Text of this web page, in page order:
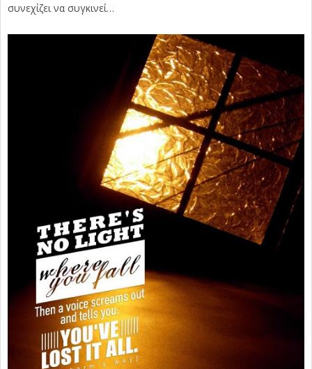
συνεχίζει να συγκινεί…